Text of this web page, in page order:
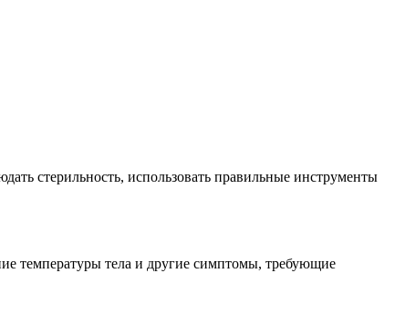
стерильность, использовать правильные инструменты
температуры тела и другие симптомы, требующие